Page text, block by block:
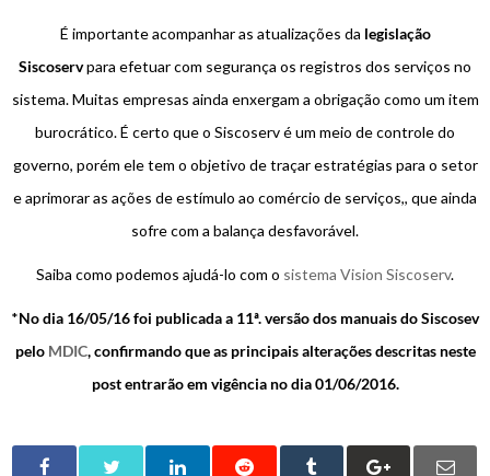
É importante acompanhar as atualizações da legislação
Siscoservpara efetuar com segurança os registros dos serviços no
sistema. Muitas empresas ainda enxergam a obrigação como um item
burocrático. É certo que o Siscoserv é um meio de controle do
governo, porém ele tem o objetivo de traçar estratégias para o setor
e aprimorar as ações de estímulo ao comércio de serviços,, que ainda
sofre com a balança desfavorável.
Saiba como podemos ajudá-lo com o sistema Vision Siscoserv.
*No dia 16/05/16 foi publicada a 11ª. versão dos manuais do Siscosev
pelo MDIC, confirmando que as principais alterações descritas neste
post entrarão em vigência no dia 01/06/2016.